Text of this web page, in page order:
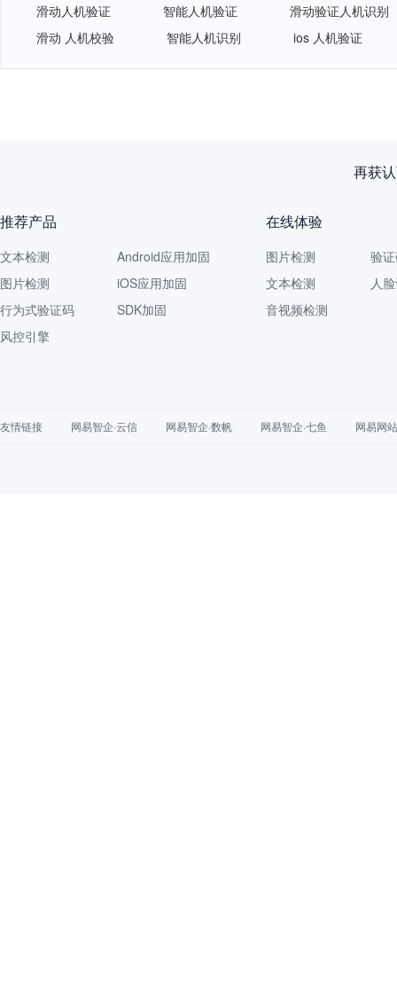
滑动人机验证 智能人机验证
滑动验证人机识别
滑动 人机校验
智能人机识别 ios 人机验证
再获
推荐产品
文本检测
图片检测
行为式验证码
风控引擎
Android应用加固
iOS应用加固
SDK加固
在线体验
图片检测
文本检测
音视频检测
验
人
友情链接 网易智企·云信 网易智企·数帆 网易智企·七鱼 网易网